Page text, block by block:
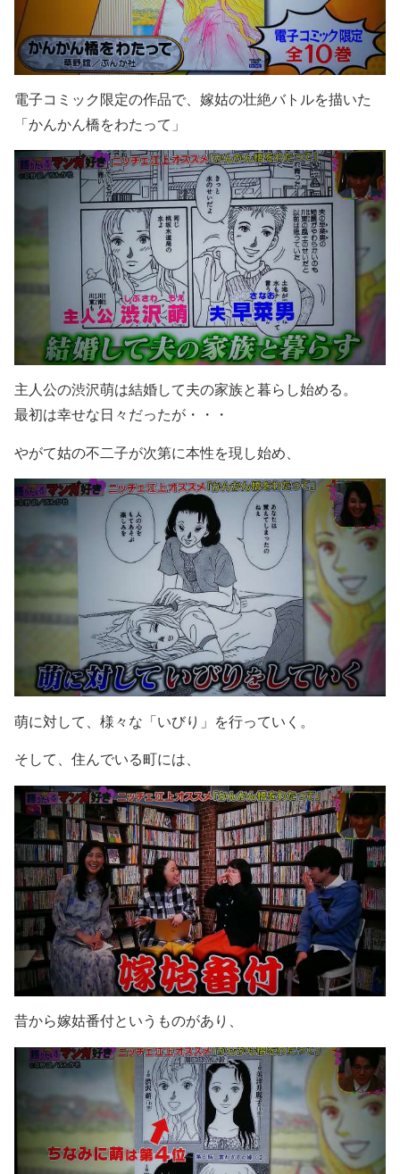
電子コミック限定の作品で、嫁姑の壮絶バトルを描いた
「かんかん橋をわたって」
主人公の渋沢萌は結婚して夫の家族と暮らし始める。
最初は幸せな日々だったが・・・
やがて姑の不二子が次第に本性を現し始め、
萌に対して、様々な「いびり」を行っていく。
そして、住んでいる町には、
昔から嫁姑番付というものがあり、